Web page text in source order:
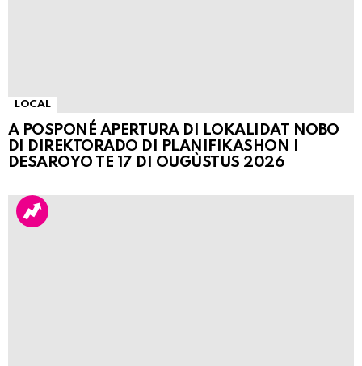
LOCAL
A POSPONÉ APERTURA DI LOKALIDAT NOBO
DI DIREKTORADO DI PLANIFIKASHON I
DESAROYO TE 17 DI OUGÙSTUS 2026